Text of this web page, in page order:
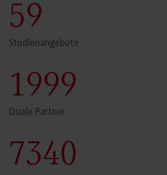
60
Studienangebote
2000
Duale Partner
7341